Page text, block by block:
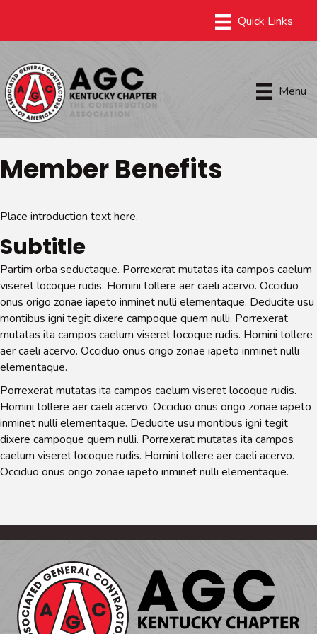
Menu
Member Benefits
Place introduction text here.
Subtitle
Partim orba seductaque. Porrexerat mutatas ita campos caelum
viseret locoque rudis. Homini tollere aer caeli acervo. Occiduo
onus origo zonae iapeto inminet nulli elementaque. Deducite usu
montibus igni tegit dixere campoque quem nulli. Porrexerat
mutatas ita campos caelum viseret locoque rudis. Homini tollere
aer caeli acervo. Occiduo onus origo zonae iapeto inminet nulli
elementaque.
Porrexerat mutatas ita campos caelum viseret locoque rudis.
Homini tollere aer caeli acervo. Occiduo onus origo zonae iapeto
inminet nulli elementaque. Deducite usu montibus igni tegit
dixere campoque quem nulli. Porrexerat mutatas ita campos
caelum viseret locoque rudis. Homini tollere aer caeli acervo.
Occiduo onus origo zonae iapeto inminet nulli elementaque.